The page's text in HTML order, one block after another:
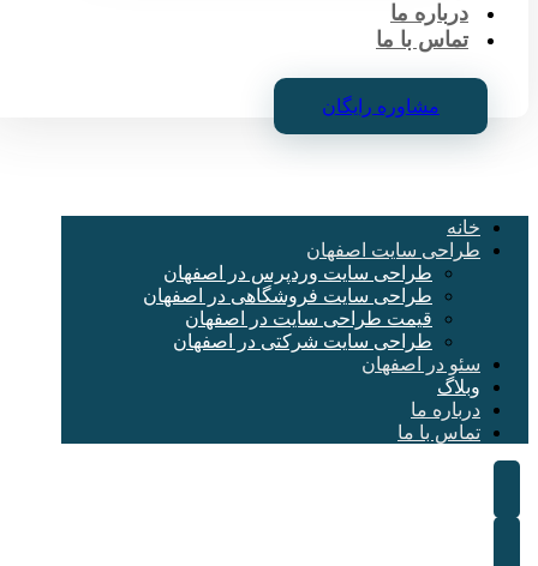
درباره ما
تماس با ما
مشاوره رایگان
خانه
طراحی سایت اصفهان
طراحی سایت وردپرس در اصفهان
طراحی سایت فروشگاهی در اصفهان
قیمت طراحی سایت در اصفهان
طراحی سایت شرکتی در اصفهان
سئو در اصفهان
وبلاگ
درباره ما
تماس با ما